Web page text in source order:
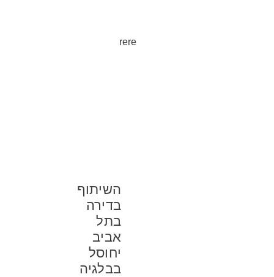
rere
השיתוף
בדירה
בתל
אביב
יחוסל
בבלגיה